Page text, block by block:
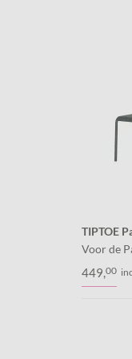
TIPTOE
Voor de
zitting
onderstel
449,00